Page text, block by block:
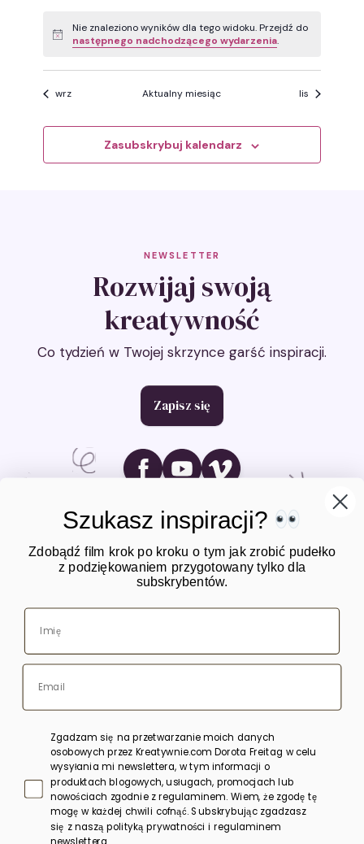
Powiadomienie
Nie znaleziono wyników dla tego widoku. Przejdź do
następnego nadchodzącego wydarzenia.
wrz Aktualny miesiąc lis
Zasubskrybuj kalendarz
NEWSLETTER
Rozwijaj swoją
kreatywność
Co tydzień w Twojej skrzynce garść inspiracji.
Zapisz się
Ikona social media
Ikona social media
Ikona social media
Kursy online
Bony upominkowe
Polityka prywatności
Regulamin
Szukasz inspiracji?
Zdobądź film krok po kroku o tym jak zrobić pudełko
z podziękowaniem przygotowany tylko dla
subskrybentów.
Zgadzam się na przetwarzanie moich danych
osobowych przez Kreatywnie.com Dorota Freitag w celu
wysyłania mi newslettera, w tym informacji o
produktach blogowych, usługach, promocjach lub
nowościach zgodnie z regulaminem. Wiem, że zgodę tę
mogę w każdej chwili cofnąć. Subskrybując zgadzasz
się z naszą polityką prywatności i regulaminem